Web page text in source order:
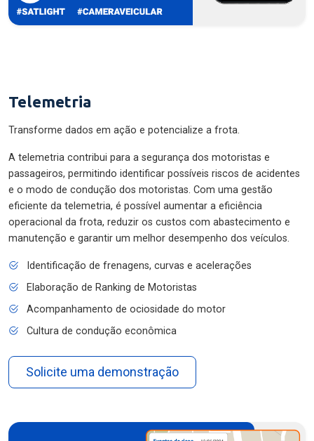
Telemetria
Transforme dados em ação e potencialize a frota.
A telemetria contribui para a segurança dos motoristas e
passageiros, permitindo identificar possíveis riscos de acidentes
e o modo de condução dos motoristas. Com uma gestão
eficiente da telemetria, é possível aumentar a eficiência
operacional da frota, reduzir os custos com abastecimento e
manutenção e garantir um melhor desempenho dos veículos.
Identificação de frenagens, curvas e acelerações
Elaboração de Ranking de Motoristas
Acompanhamento de ociosidade do motor
Cultura de condução econômica
Solicite uma demonstração